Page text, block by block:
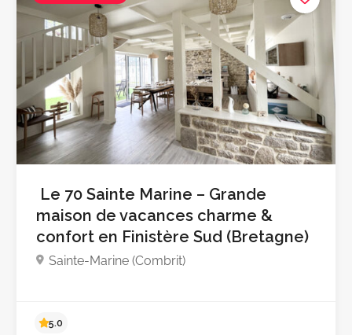
Le 70 Sainte Marine – Grande
maison de vacances charme &
confort en Finistère Sud (Bretagne)
Sainte-Marine (Combrit)